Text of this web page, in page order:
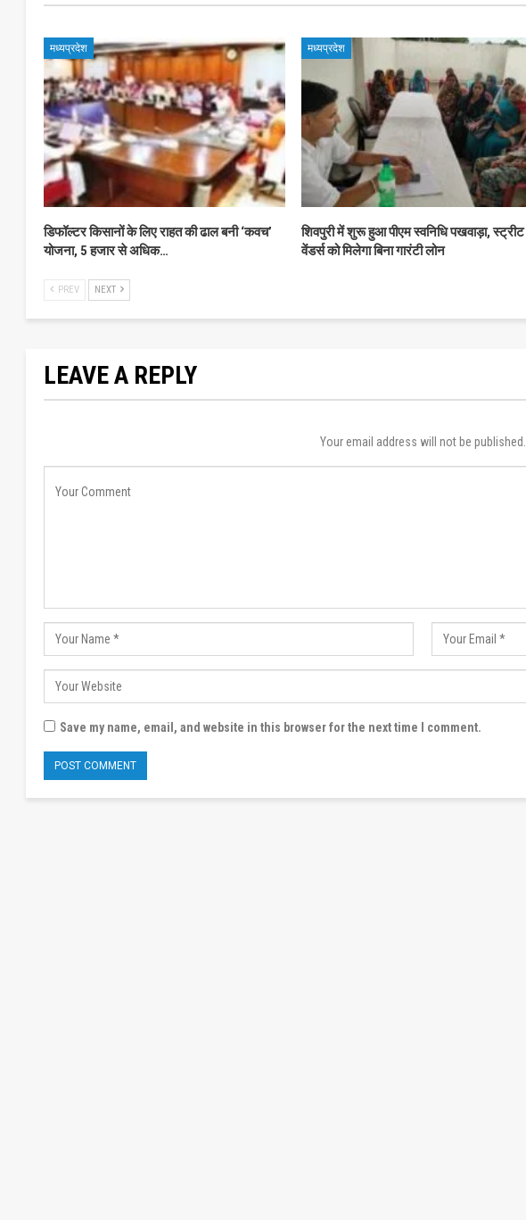
मध्यप्रदेश
डिफॉल्टर किसानों के लिए राहत की ढाल बनी ‘कवच’
योजना, 5 हजार से अधिक…
मध्यप्रदेश
शिवपुरी में शुरू हुआ पीएम स्वनिधि पखवाड़ा, स्ट्रीट
वेंडर्स को मिलेगा बिना गारंटी लोन
PREV NEXT
LEAVE A REPLY
Your email address will not be published.
Save my name, email, and website in this browser for the next time I comment.